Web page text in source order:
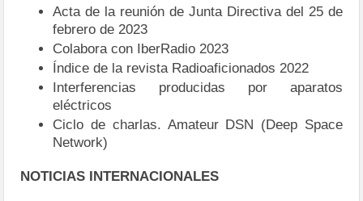
Acta de la reunión de Junta Directiva del 25 de
febrero de 2023
Colabora con IberRadio 2023
Índice de la revista Radioaficionados 2022
Interferencias producidas por aparatos
eléctricos
Ciclo de charlas. Amateur DSN (Deep Space
Network)
NOTICIAS INTERNACIONALES